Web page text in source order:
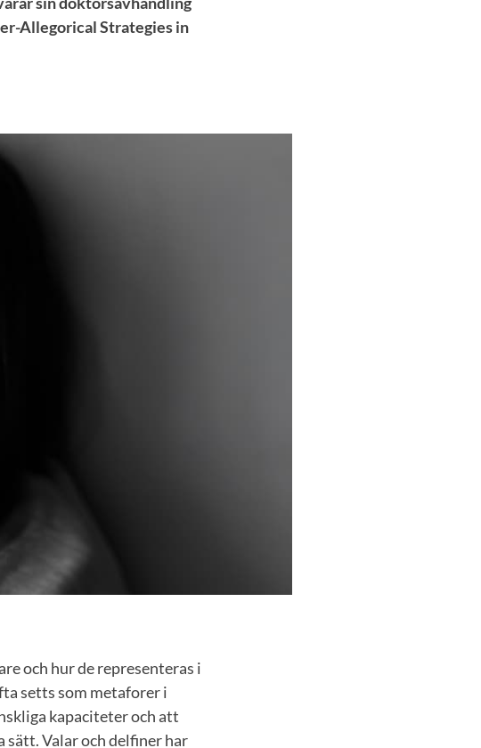
Allegorical Strategies in
och hur de representeras i
setts som metaforer i
kapaciteter och att
sätt. Valar och delfiner har